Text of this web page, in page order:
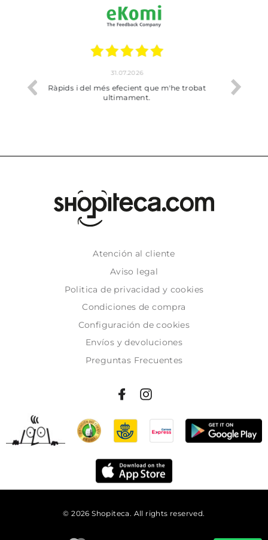
trobat
17.07.2026
Bien pero soy de Vilafranca y no me ha
dejado recoger en tienda
Atención al cliente
Aviso legal
Politica de privacidad y cookies
Condiciones de compra
Configuración de cookies
Envíos y devoluciones
Preguntas Frecuentes
© 2026 Shopiteca. All rights reserved.